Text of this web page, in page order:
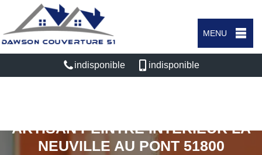
MENU
indisponible indisponible
ARTISAN PEINTRE INTÉRIEUR LA
NEUVILLE AU PONT 51800